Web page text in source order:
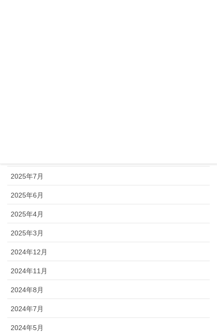
2025年7月
2025年6月
2025年4月
2025年3月
2024年12月
2024年11月
2024年8月
2024年7月
2024年5月